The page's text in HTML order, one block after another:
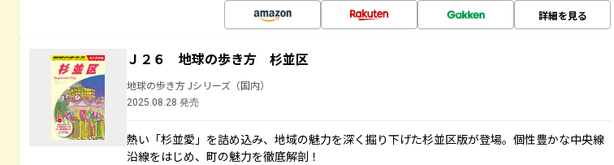
詳細を見る
Ｊ２６ 地球の歩き方 杉並区
地球の歩き方 Jシリーズ（国内）
2025.08.28 発売
熱い「杉並愛」を詰め込み、地域の魅力を深く掘り下げた杉並区版が登場。個性豊かな中央線
沿線をはじめ、町の魅力を徹底解剖！